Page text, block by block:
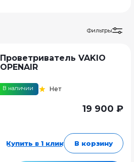
Фильтры
Проветриватель VAKIO
OPENAIR
В наличии Нет
19 900 ₽
Купить в 1 клик В корзину